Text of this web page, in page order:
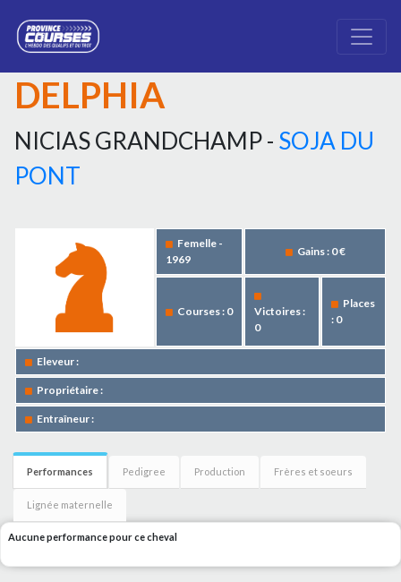
DELPHIA
NICIAS GRANDCHAMP - SOJA DU
PONT
Femelle -
1969
Gains : 0 €
Courses : 0
Victoires :
0
Places
: 0
Eleveur :
Propriétaire :
Entraîneur :
Performances Pedigree Production Frères et soeurs
Lignée maternelle
Aucune performance pour ce cheval